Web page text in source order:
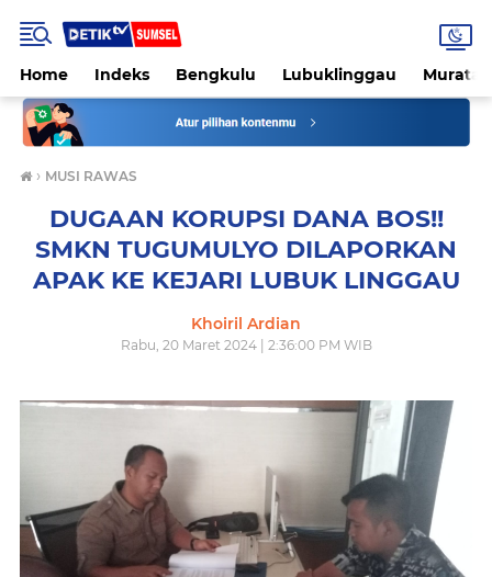
Home Indeks Bengkulu Lubuklinggau
› MUSI RAWAS
DUGAAN KORUPSI DANA BOS!!
SMKN TUGUMULYO DILAPORKAN
APAK KE KEJARI LUBUK LINGGAU
Khoiril Ardian
Rabu, 20 Maret 2024 | 2:36:00 PM WIB